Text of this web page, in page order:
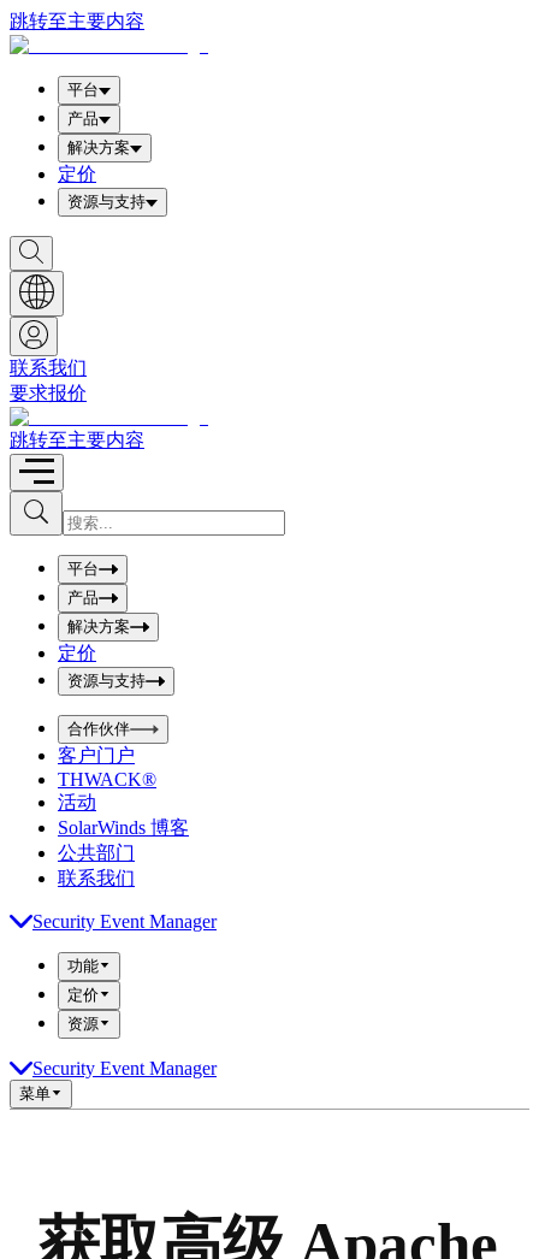
跳转至主要内容
平台
产品
解决方案
定价
资源与支持
S
h
o
w
S
e
a
r
c
h
b
o
x
联系我们
要求报价
跳转至主要内容
S
u
b
I
n
u
t
S
e
a
r
c
h
b
o
x
平台
产品
解决方案
定价
资源与支持
合作伙伴
客户门户
THWACK®
活动
SolarWinds 博客
公共部门
联系我们
Security Event Manager
功能
定价
资源
Security Event Manager
菜单
获取高级 Apache